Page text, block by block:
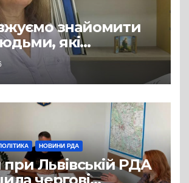
знайомити
які
нашим
і захисницям
до цивільного
НОВИНИ РДА
при Львівській РДА